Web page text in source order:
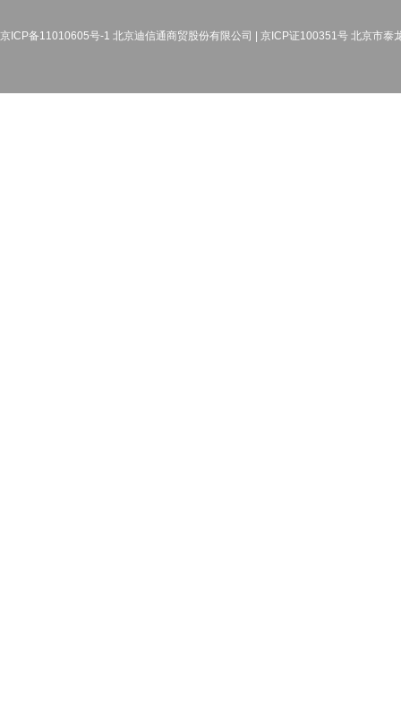
京ICP备11010605号-1 北京迪信通商贸股份有限公司 | 京ICP证100351号 北京市泰